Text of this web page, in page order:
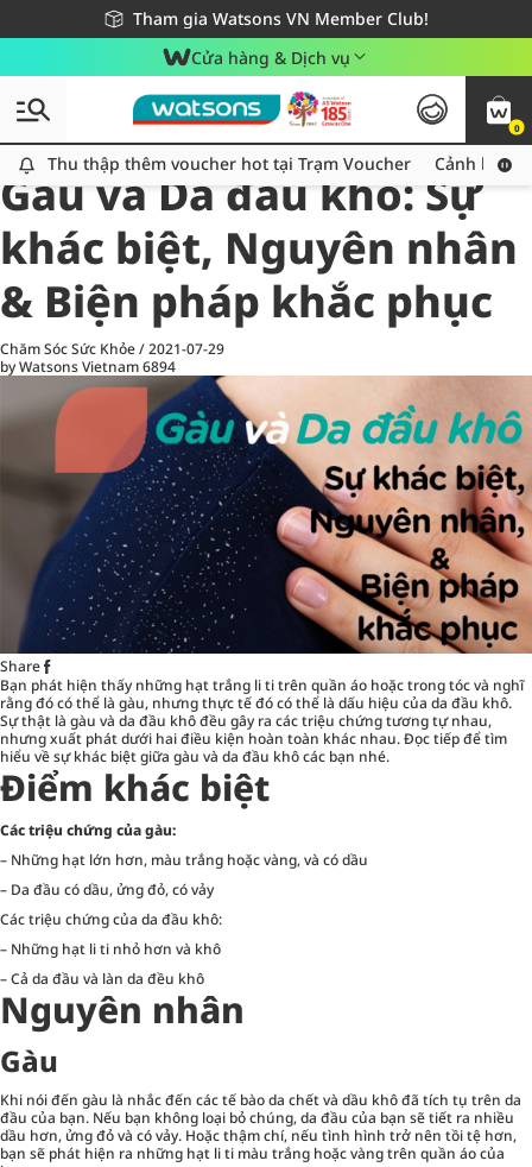
Tham gia Watsons VN Member Club!
Miễn phí giao hàng cho đơn hàng từ 249,000Đ
Giao hàng nhanh 24h - Áp dụng khu vực TP. Hồ Chí Minh
Cửa hàng & Dịch vụ
0
Thu thập thêm voucher hot tại Trạm Voucher
Thu thập thêm voucher hot tại Trạm Voucher Cảnh báo
All
Chăm Sóc Cá Nhân
Gàu và Da đầu khô: Sự
khác biệt, Nguyên nhân
& Biện pháp khắc phục
Chăm Sóc Sức Khỏe/2021-07-29
by Watsons Vietnam6894
Share
Bạn phát hiện thấy những hạt trắng li ti trên quần áo hoặc trong tóc và nghĩ
rằng đó có thể là gàu, nhưng thực tế đó có thể là dấu hiệu của da đầu khô.
Sự thật là gàu và da đầu khô đều gây ra các triệu chứng tương tự nhau,
nhưng xuất phát dưới hai điều kiện hoàn toàn khác nhau. Đọc tiếp để tìm
hiểu về sự khác biệt giữa gàu và da đầu khô các bạn nhé.
Điểm khác biệt
Các triệu chứng của gàu:
– Những hạt lớn hơn, màu trắng hoặc vàng, và có dầu
– Da đầu có dầu, ửng đỏ, có vảy
Các triệu chứng của da đầu khô:
– Những hạt li ti nhỏ hơn và khô
– Cả da đầu và làn da đều khô
Nguyên nhân
Gàu
Khi nói đến gàu là nhắc đến các tế bào da chết và dầu khô đã tích tụ trên da
đầu của bạn. Nếu bạn không loại bỏ chúng, da đầu của bạn sẽ tiết ra nhiều
dầu hơn, ửng đỏ và có vảy. Hoặc thậm chí, nếu tình hình trở nên tồi tệ hơn,
bạn sẽ phát hiện ra những hạt li ti màu trắng hoặc vàng trên quần áo của